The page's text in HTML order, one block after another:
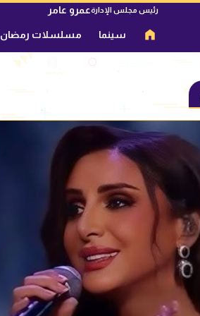
رئيس مجلس الإدارةعمرو عامر
سينما مسلسلات رمضان 2026